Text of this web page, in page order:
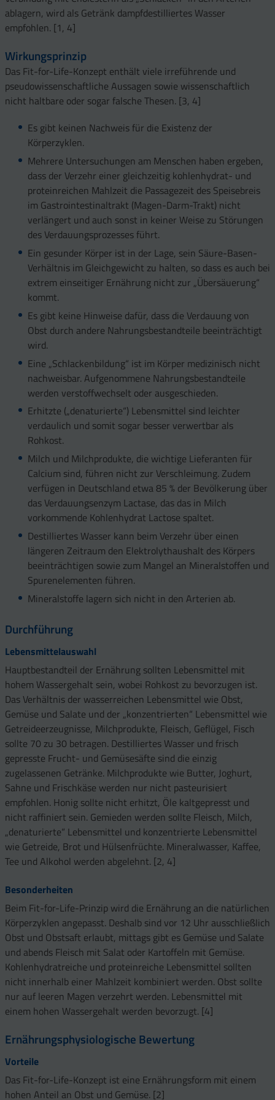
ablagern, wird als Getränk dampfdestilliertes Wasser
empfohlen. [1, 4]
Wirkungsprinzip
Das Fit-for-Life-Konzept enthält viele irreführende und
pseudowissenschaftliche Aussagen sowie wissenschaftlich
nicht haltbare oder sogar falsche Thesen. [3, 4]
Es gibt keinen Nachweis für die Existenz der
Körperzyklen.
Mehrere Untersuchungen am Menschen haben ergeben,
dass der Verzehr einer gleichzeitig kohlenhydrat- und
proteinreichen Mahlzeit die Passagezeit des Speisebreis
im Gastrointestinaltrakt (Magen-Darm-Trakt) nicht
verlängert und auch sonst in keiner Weise zu Störungen
des Verdauungsprozesses führt.
Ein gesunder Körper ist in der Lage, sein Säure-Basen-
Verhältnis im Gleichgewicht zu halten, so dass es auch bei
extrem einseitiger Ernährung nicht zur „Übersäuerung“
kommt.
Es gibt keine Hinweise dafür, dass die Verdauung von
Obst durch andere Nahrungsbestandteile beeinträchtigt
wird.
Eine „Schlackenbildung“ ist im Körper medizinisch nicht
nachweisbar. Aufgenommene Nahrungsbestandteile
werden verstoffwechselt oder ausgeschieden.
Erhitzte („denaturierte“) Lebensmittel sind leichter
verdaulich und somit sogar besser verwertbar als
Rohkost.
Milch und Milchprodukte, die wichtige Lieferanten für
Calcium sind, führen nicht zur Verschleimung. Zudem
verfügen in Deutschland etwa 85 % der Bevölkerung über
das Verdauungsenzym Lactase, das das in Milch
vorkommende Kohlenhydrat Lactose spaltet.
Destilliertes Wasser kann beim Verzehr über einen
längeren Zeitraum den Elektrolythaushalt des Körpers
beeinträchtigen sowie zum Mangel an Mineralstoffen und
Spurenelementen führen.
Mineralstoffe lagern sich nicht in den Arterien ab.
Durchführung
Lebensmittelauswahl
Hauptbestandteil der Ernährung sollten Lebensmittel mit
hohem Wassergehalt sein, wobei Rohkost zu bevorzugen ist.
Das Verhältnis der wasserreichen Lebensmittel wie Obst,
Gemüse und Salate und der „konzentrierten“ Lebensmittel wie
Getreideerzeugnisse, Milchprodukte, Fleisch, Geflügel, Fisch
sollte 70 zu 30 betragen. Destilliertes Wasser und frisch
gepresste Frucht- und Gemüsesäfte sind die einzig
zugelassenen Getränke. Milchprodukte wie Butter, Joghurt,
Sahne und Frischkäse werden nur nicht pasteurisiert
empfohlen. Honig sollte nicht erhitzt, Öle kaltgepresst und
nicht raffiniert sein. Gemieden werden sollte Fleisch, Milch,
„denaturierte“ Lebensmittel und konzentrierte Lebensmittel
wie Getreide, Brot und Hülsenfrüchte. Mineralwasser, Kaffee,
Tee und Alkohol werden abgelehnt. [2, 4]
Besonderheiten
Beim Fit-for-Life-Prinzip wird die Ernährung an die natürlichen
Körperzyklen angepasst. Deshalb sind vor 12 Uhr ausschließlich
Obst und Obstsaft erlaubt, mittags gibt es Gemüse und Salate
und abends Fleisch mit Salat oder Kartoffeln mit Gemüse.
Kohlenhydratreiche und proteinreiche Lebensmittel sollten
nicht innerhalb einer Mahlzeit kombiniert werden. Obst sollte
nur auf leeren Magen verzehrt werden. Lebensmittel mit
einem hohen Wassergehalt werden bevorzugt. [4]
Ernährungsphysiologische Bewertung
Vorteile
Das Fit-for-Life-Konzept ist eine Ernährungsform mit einem
hohen Anteil an Obst und Gemüse. [2]